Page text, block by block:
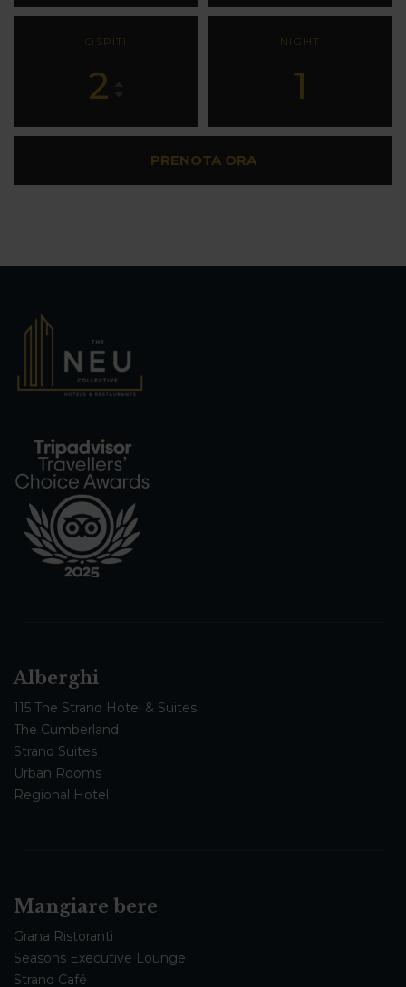
OSPITI
2
NIGHT
1
PRENOTA ORA
Alberghi
115 The Strand Hotel & Suites
The Cumberland
Strand Suites
Urban Rooms
Regional Hotel
Mangiare bere
Grana Ristoranti
Seasons Executive Lounge
Strand Café